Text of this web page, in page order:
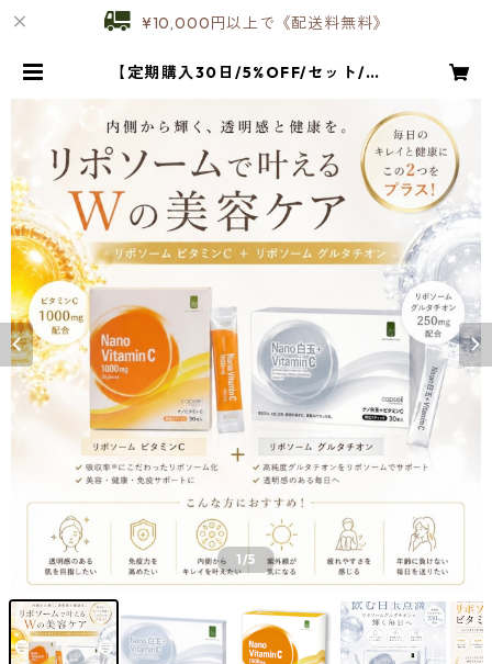
¥10,000円以上で《配送料無料》
【定期購入30日/5%OFF/セット/送
LABO
1/5